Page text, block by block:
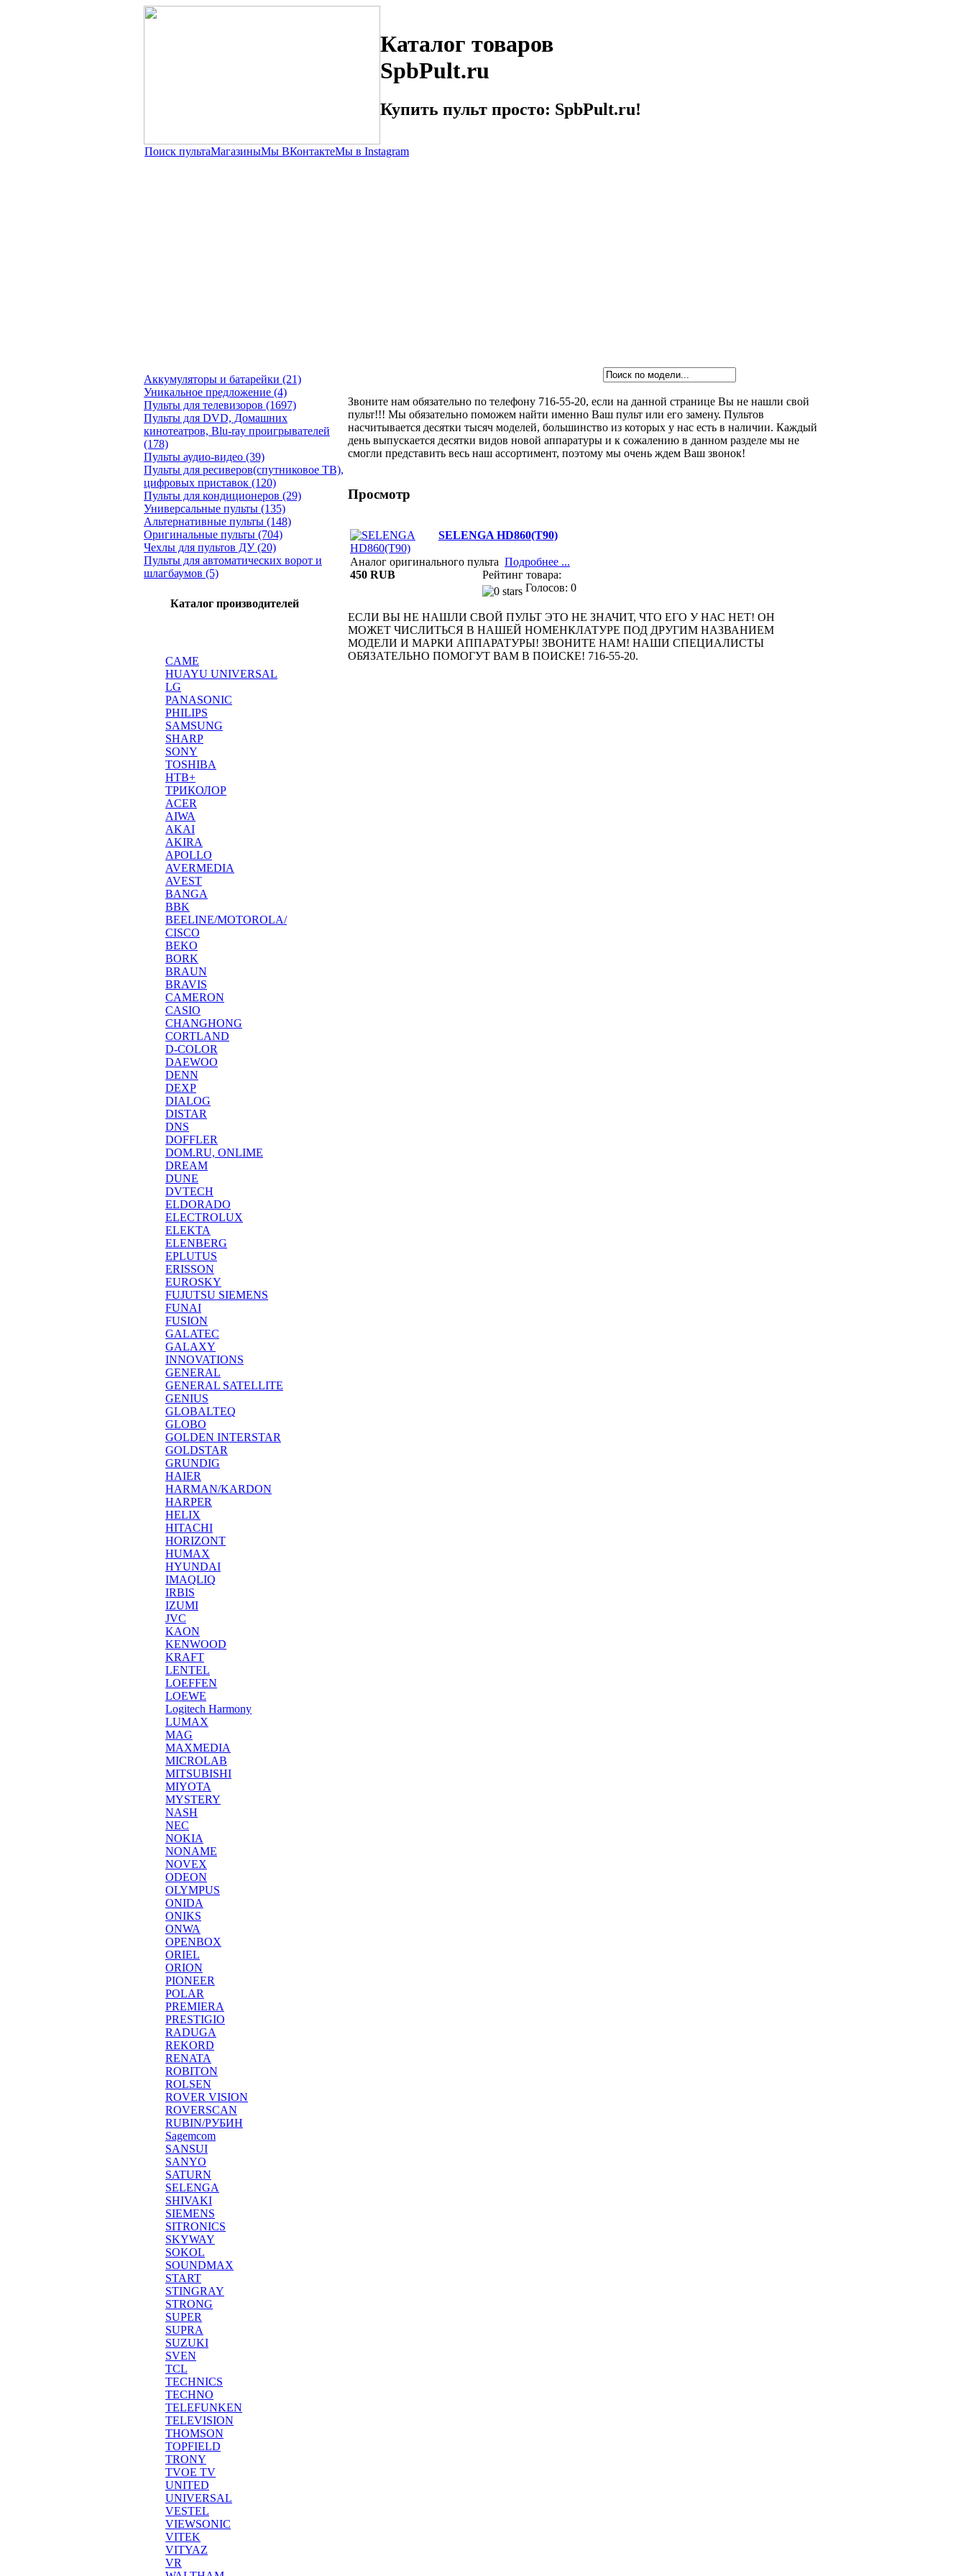
Каталог товаров
SpbPult.ru
Купить пульт просто: SpbPult.ru!
Поиск пультаМагазиныМы ВКонтактеМы в Instagram
Аккумуляторы и батарейки (21)
Уникальное предложение (4)
Пульты для телевизоров (1697)
Пульты для DVD, Домашних
кинотеатров, Blu-ray проигрывателей
(178)
Пульты аудио-видео (39)
Пульты для ресиверов(спутниковое ТВ),
цифровых приставок (120)
Пульты для кондиционеров (29)
Универсальные пульты (135)
Альтернативные пульты (148)
Оригинальные пульты (704)
Чехлы для пультов ДУ (20)
Пульты для автоматических ворот и
шлагбаумов (5)
Каталог производителей
CAME
HUAYU UNIVERSAL
LG
PANASONIC
PHILIPS
SAMSUNG
SHARP
SONY
TOSHIBA
НТВ+
ТРИКОЛОР
ACER
AIWA
AKAI
AKIRA
APOLLO
AVERMEDIA
AVEST
BANGA
BBK
BEELINE/MOTOROLA/
CISCO
BEKO
BORK
BRAUN
BRAVIS
CAMERON
CASIO
CHANGHONG
CORTLAND
D-COLOR
DAEWOO
DENN
DEXP
DIALOG
DISTAR
DNS
DOFFLER
DOM.RU, ONLIME
DREAM
DUNE
DVTECH
ELDORADO
ELECTROLUX
ELEKTA
ELENBERG
EPLUTUS
ERISSON
EUROSKY
FUJUTSU SIEMENS
FUNAI
FUSION
GALATEC
GALAXY
INNOVATIONS
GENERAL
GENERAL SATELLITE
GENIUS
GLOBALTEQ
GLOBO
GOLDEN INTERSTAR
GOLDSTAR
GRUNDIG
HAIER
HARMAN/KARDON
HARPER
HELIX
HITACHI
HORIZONT
HUMAX
HYUNDAI
IMAQLIQ
IRBIS
IZUMI
JVC
KAON
KENWOOD
KRAFT
LENTEL
LOEFFEN
LOEWE
Logitech Harmony
LUMAX
MAG
MAXMEDIA
MICROLAB
MITSUBISHI
MIYOTA
MYSTERY
NASH
NEC
NOKIA
NONAME
NOVEX
ODEON
OLYMPUS
ONIDA
ONIKS
ONWA
OPENBOX
ORIEL
ORION
PIONEER
POLAR
PREMIERA
PRESTIGIO
RADUGA
REKORD
RENATA
ROBITON
ROLSEN
ROVER VISION
ROVERSCAN
RUBIN/РУБИН
Sagemcom
SANSUI
SANYO
SATURN
SELENGA
SHIVAKI
SIEMENS
SITRONICS
SKYWAY
SOKOL
SOUNDMAX
START
STINGRAY
STRONG
SUPER
SUPRA
SUZUKI
SVEN
TCL
TECHNICS
TECHNO
TELEFUNKEN
TELEVISION
THOMSON
TOPFIELD
TRONY
TVOE TV
UNITED
UNIVERSAL
VESTEL
VIEWSONIC
VITEK
VITYAZ
VR
Звоните нам обязательно по телефону 716-55-20, если на данной странице Вы не нашли свой
пульт!!! Мы обязательно поможем найти именно Ваш пульт или его замену. Пультов
насчитывается десятки тысяч моделей, большинство из которых у нас есть в наличии. Каждый
день выпускается десятки видов новой аппаратуры и к сожалению в данном разделе мы не
смогли представить весь наш ассортимент, поэтому мы очень ждем Ваш звонок!
Просмотр
SELENGA HD860(T90)
Аналог оригинального пульта Подробнее ...
450 RUB
Рейтинг товара:
Голосов: 0
ЕСЛИ ВЫ НЕ НАШЛИ СВОЙ ПУЛЬТ ЭТО НЕ ЗНАЧИТ, ЧТО ЕГО У НАС НЕТ! ОН
МОЖЕТ ЧИСЛИТЬСЯ В НАШЕЙ НОМЕНКЛАТУРЕ ПОД ДРУГИМ НАЗВАНИЕМ
МОДЕЛИ И МАРКИ АППАРАТУРЫ! ЗВОНИТЕ НАМ! НАШИ СПЕЦИАЛИСТЫ
ОБЯЗАТЕЛЬНО ПОМОГУТ ВАМ В ПОИСКЕ! 716-55-20.